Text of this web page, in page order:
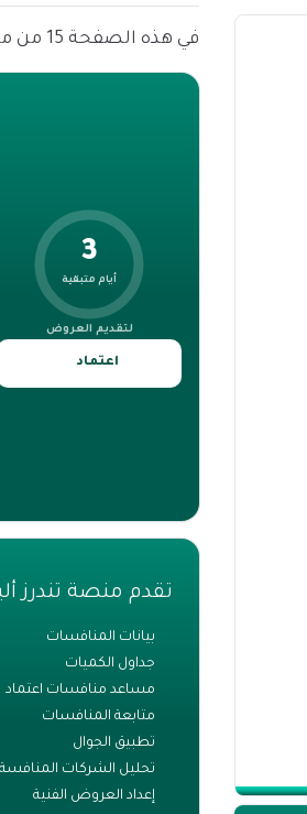
في هذه الصفحة 15 من مجموع 21482 منافسة
3
أيام متبقية
لتقديم العروض
اعتماد
تقدم منصة تندرز
بيانات المنافسات
جداول الكميات
مساعد منافسات اعتماد
متابعة المنافسات
تطبيق الجوال
تحليل الشركات المنافسة
إعداد العروض الفنية